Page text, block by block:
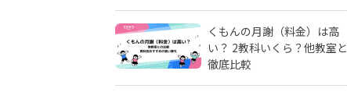
くもんの月謝（料金）は高
い？ 2教科いくら？他教室と
徹底比較